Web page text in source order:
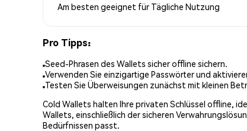
Am besten geeignet für Tägliche Nutzung
Pro Tipps:
Seed-Phrasen des Wallets sicher offline sichern.
Verwenden Sie einzigartige Passwörter und
Testen Sie Überweisungen zunächst mit kleinen
Cold Wallets halten Ihre privaten Schlüssel offline,
Wallets, einschließlich der sicheren
Bedürfnissen passt.